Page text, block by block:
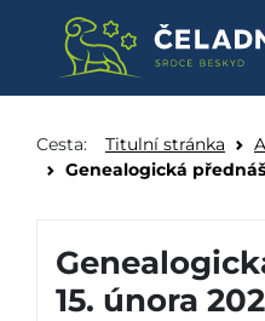
Cesta: Titulní stránka
Genealogická
15. února